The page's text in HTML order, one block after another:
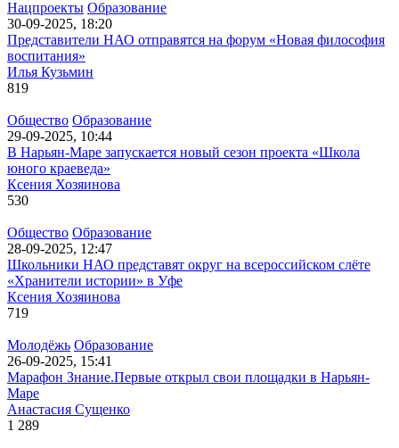
Нацпроекты Образование
30-09-2025, 18:20
Представители НАО отправятся на форум «Новая философия
воспитания»
Илья Кузьмин
819
Общество Образование
29-09-2025, 10:44
В Нарьян-Маре запускается новый сезон проекта «Школа
юного краеведа»
Ксения Хозяинова
530
Общество Образование
28-09-2025, 12:47
Школьники НАО представят округ на всероссийском слёте
«Хранители истории» в Уфе
Ксения Хозяинова
719
Молодёжь Образование
26-09-2025, 15:41
Марафон Знание.Первые открыл свои площадки в Нарьян-
Маре
Анастасия Сущенко
1 289